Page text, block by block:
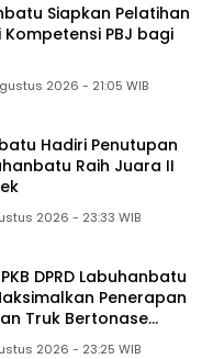
Siapkan Pelatihan
PBJ bagi
2026 - 21:05 WIB
Hadiri Penutupan
Raih Juara II
2026 - 23:33 WIB
DPRD Labuhanbatu
Penerapan
Truk Bertonase
2026 - 23:25 WIB